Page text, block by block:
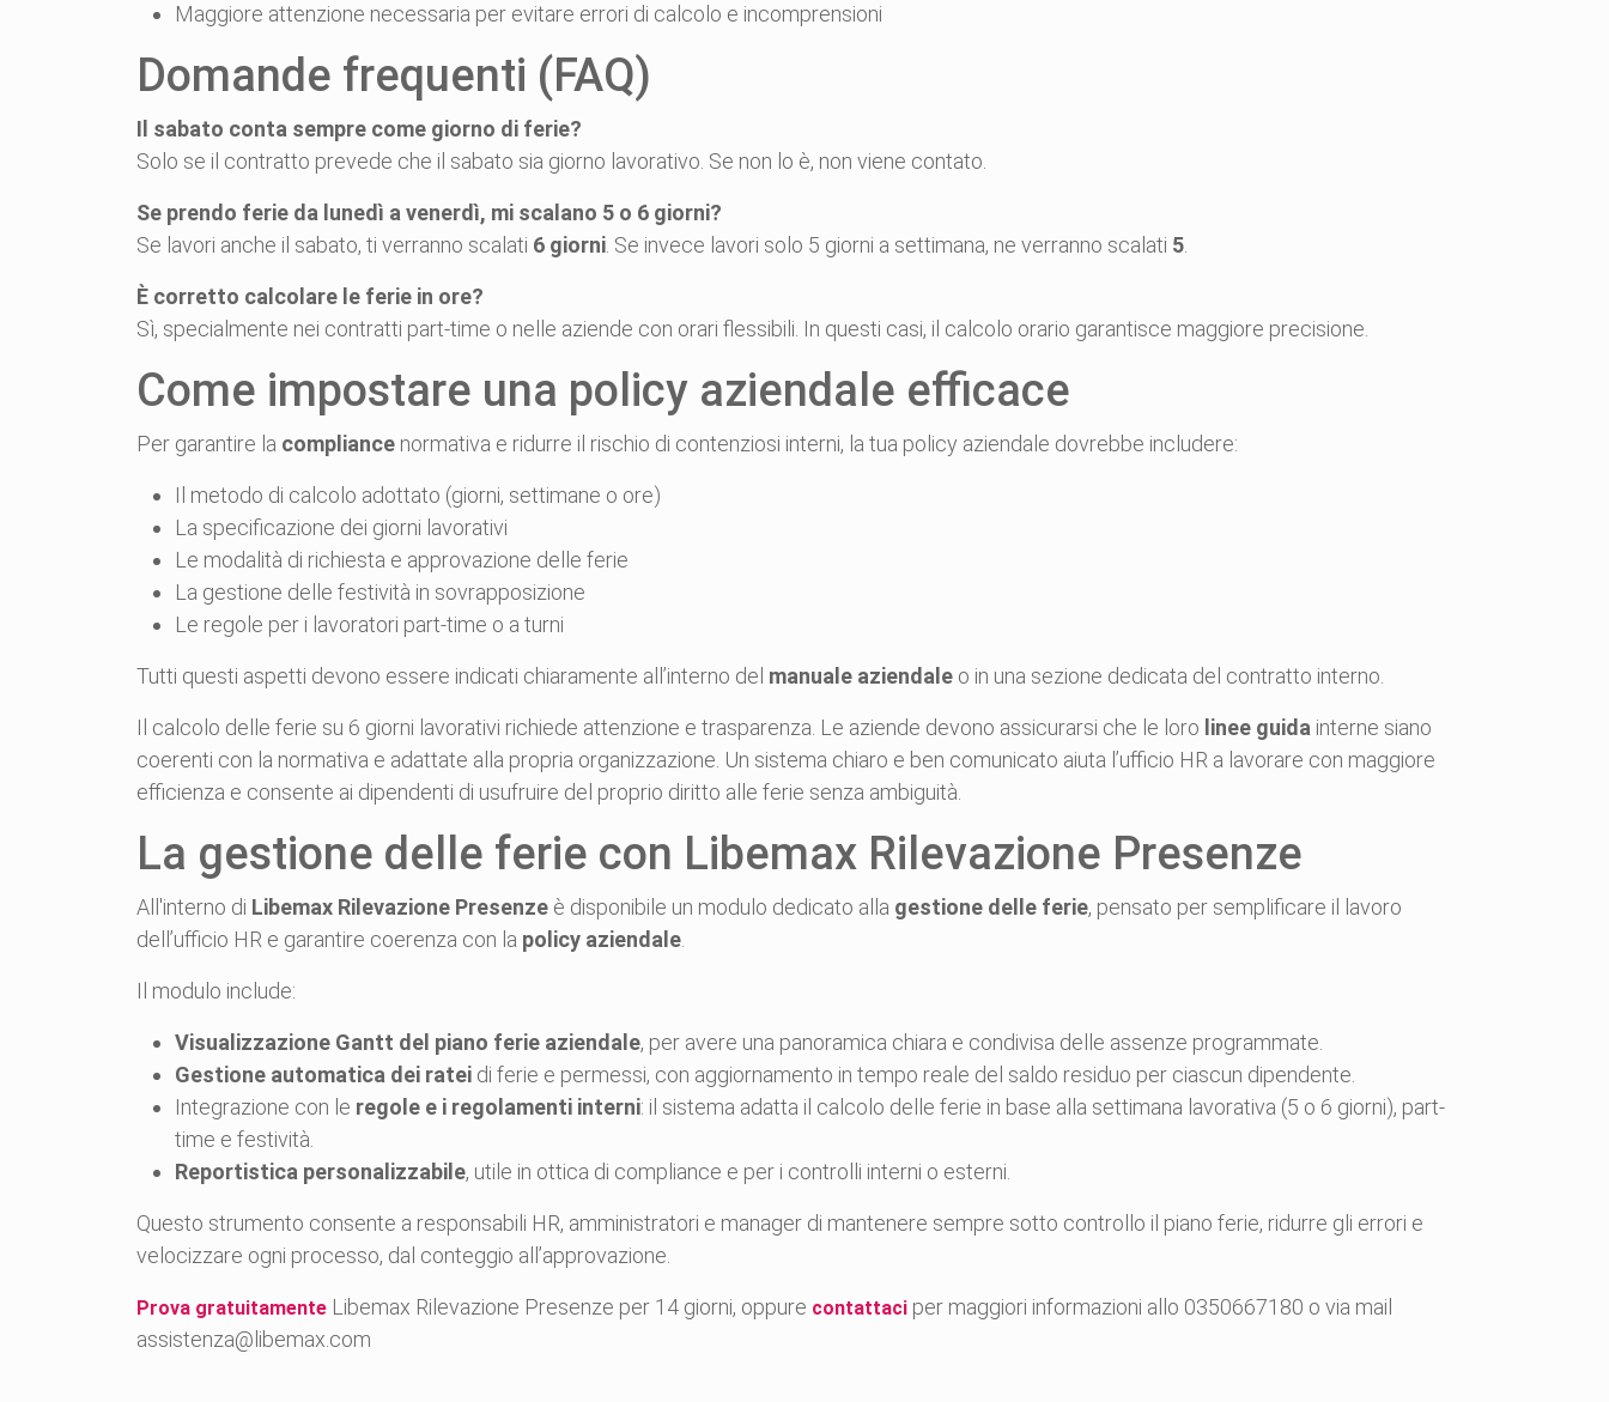
Maggiore attenzione necessaria per evitare errori di calcolo e incomprensioni
Domande frequenti (FAQ)
Il sabato conta sempre come giorno di ferie?
Solo se il contratto prevede che il sabato sia giorno lavorativo. Se non lo è, non viene contato.
Se prendo ferie da lunedì a venerdì, mi scalano 5 o 6 giorni?
Se lavori anche il sabato, ti verranno scalati 6 giorni . Se invece lavori solo 5 giorni a settimana, ne verranno scalati 5
È corretto calcolare le ferie in ore?
Sì, specialmente nei contratti part-time o nelle aziende con orari flessibili. In questi casi, il calcolo orario garantisce maggiore precisione.
Come impostare una policy aziendale efficace
Per garantire la compliance normativa e ridurre il rischio di contenziosi interni, la tua policy aziendale dovrebbe includere:
Il metodo di calcolo adottato (giorni, settimane o ore)
La specificazione dei giorni lavorativi
Le modalità di richiesta e approvazione delle ferie
La gestione delle festività in sovrapposizione
Le regole per i lavoratori part-time o a turni
Tutti questi aspetti devono essere indicati chiaramente all’interno del manuale aziendale o in una sezione dedicata del contratto interno.
Il calcolo delle ferie su 6 giorni lavorativi richiede attenzione e trasparenza. Le aziende devono assicurarsi che le loro linee guida interne siano
coerenti con la normativa e adattate alla propria organizzazione. Un sistema chiaro e ben comunicato aiuta l’ufficio HR a lavorare con maggiore
efficienza e consente ai dipendenti di usufruire del proprio diritto alle ferie senza ambiguità.
La gestione delle ferie con Libemax Rilevazione Presenze
All'interno di Libemax Rilevazione Presenze è disponibile un modulo dedicato alla gestione delle ferie, pensato per semplificare il lavoro
dell’ufficio HR e garantire coerenza con la policy aziendale
Il modulo include:
Visualizzazione Gantt del piano ferie aziendale, per avere una panoramica chiara e condivisa delle assenze programmate.
Gestione automatica dei ratei di ferie e permessi, con aggiornamento in tempo reale del saldo residuo per ciascun dipendente.
Integrazione con le regole e i regolamenti interni: il sistema adatta il calcolo delle ferie in base alla settimana lavorativa (5 o 6 giorni), part-
time e festività.
Reportistica personalizzabile, utile in ottica di compliance e per i controlli interni o esterni.
Questo strumento consente a responsabili HR, amministratori e manager di mantenere sempre sotto controllo il piano ferie, ridurre gli errori e
velocizzare ogni processo, dal conteggio all’approvazione.
Prova gratuitamente Libemax Rilevazione Presenze per 14 giorni, oppure contattaci per maggiori informazioni allo 0350667180 o via mail
assistenza@libemax.com